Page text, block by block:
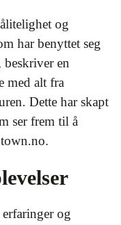
og
har benyttet seg
beskriver en
med alt fra
Dette har skapt
ser frem til å
og